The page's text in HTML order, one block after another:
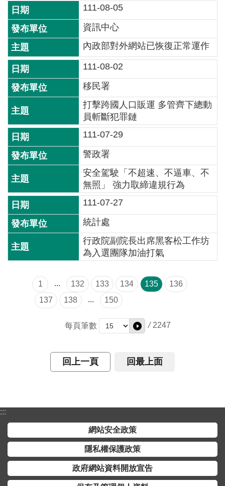
網
站
安
全
政
策
隱
私
權
保
護
政
策
府
網
站
料
開
資
111-08-05
資訊中心
內政部對外網站已恢復正常運作
111-08-02
移民署
打擊跨國人口販運 多管齊下總動
員斬斷犯罪鏈
111-07-29
警政署
安全駕駛「不超速、不逼車、不
無照」 強力取締違規行為
111-07-27
統計處
行政院副院長出席黑客松工作坊
為入選團隊加油打氣
1 ... 132 133 134 135
136
137
138 ... 150
每頁筆數 / 2247
回上一頁 回最上面
:::
網站安全政策
隱私權保護政策
政府網站資料開放宣告